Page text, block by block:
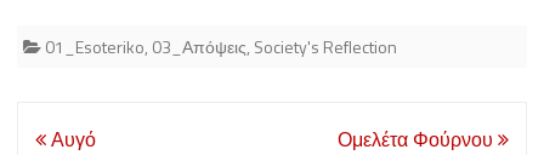
01_Esoteriko, 03_Απόψεις, Society's Reflection
Post
Αυγό Ομελέτα Φούρνου